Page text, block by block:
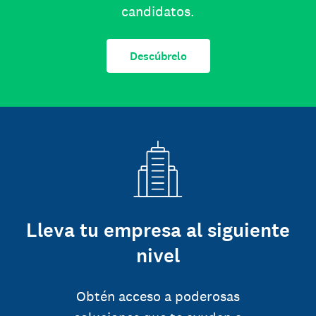
candidatos.
Descúbrelo
Lleva tu empresa al siguiente
nivel
Obtén acceso a poderosas